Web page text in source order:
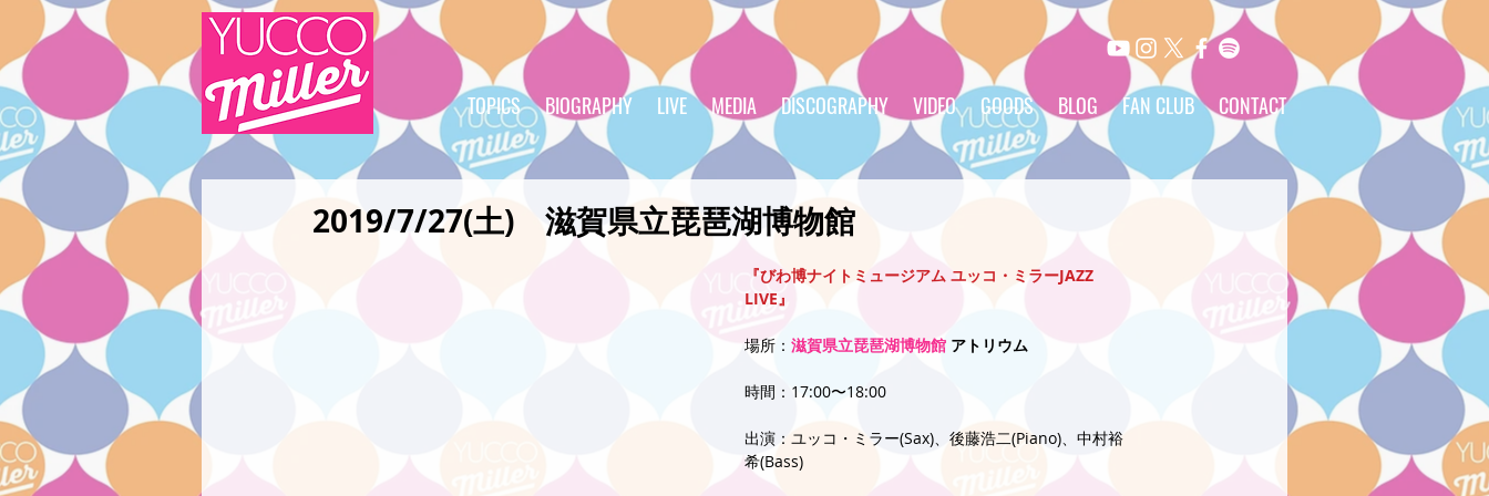
TOPICS BIOGRAPHY LIVE MEDIA DISCOGRAPHY VIDEO GOODS BLOG FAN CLUB CONTACT
2019/7/27(土) 滋賀県立琵琶湖博物館
『びわ博ナイトミュージアム ユッコ・ミラーJAZZ
LIVE』
場所： 滋賀県立琵琶湖博物館 アトリウム
時間：17:00〜18:00
出演：ユッコ・ミラー(Sax)、後藤浩二(Piano)、中村裕
希(Bass)